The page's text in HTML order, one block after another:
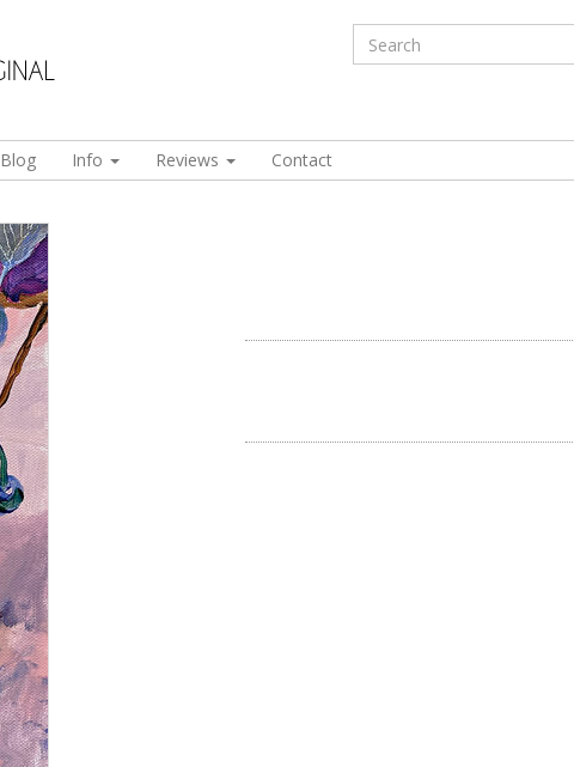
Blog Info Reviews Contact